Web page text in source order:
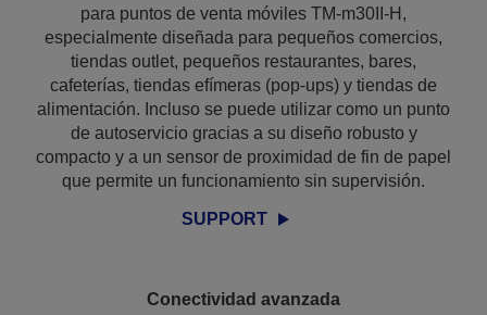
para puntos de venta móviles TM-m30II-H,
especialmente diseñada para pequeños comercios,
tiendas outlet, pequeños restaurantes, bares,
cafeterías, tiendas efímeras (pop-ups) y tiendas de
alimentación. Incluso se puede utilizar como un punto
de autoservicio gracias a su diseño robusto y
compacto y a un sensor de proximidad de fin de papel
que permite un funcionamiento sin supervisión.
SUPPORT
Conectividad avanzada